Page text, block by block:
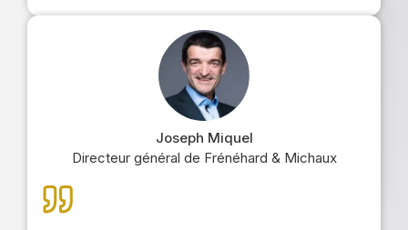
Joseph Miquel
Directeur général de Frénéhard & Michaux